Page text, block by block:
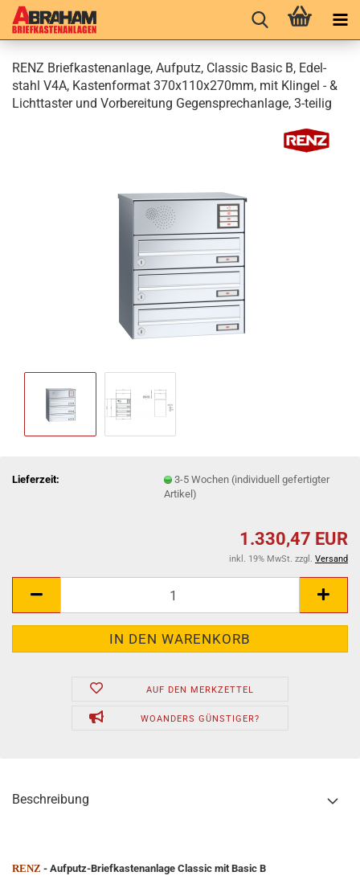
RENZ Brief­kas­ten­an­la­ge, Auf­putz, Clas­sic Basic B, Edel­
stahl V4A, Kas­ten­for­mat 370x110x270mm, mit Klin­gel - &
Licht­tas­ter und Vor­be­rei­tung Ge­gen­sprech­an­la­ge, 3-​teilig
Lieferzeit:
3-5 Wochen (individuell gefertigter
Artikel)
1.330,47 EUR
inkl. 19% MwSt. zzgl. Versand
AUF DEN MERKZETTEL
WOANDERS GÜNSTIGER?
Beschreibung
RENZ - Aufputz-Briefkastenanlage Classic mit Basic B